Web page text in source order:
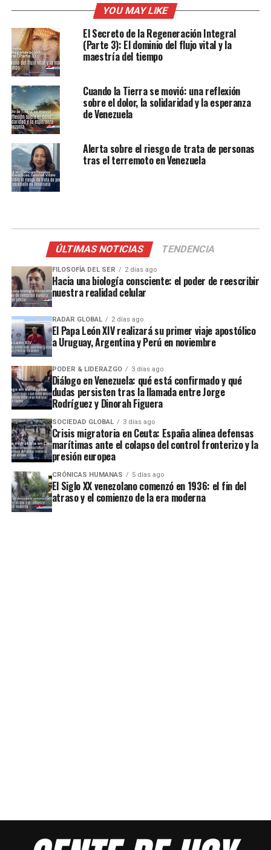
YOU MAY LIKE
El Secreto de la Regeneración Integral
(Parte 3): El dominio del flujo vital y la
maestría del tiempo
Cuando la Tierra se movió: una reflexión
sobre el dolor, la solidaridad y la esperanza
de Venezuela
Alerta sobre el riesgo de trata de personas
tras el terremoto en Venezuela
ÚLTIMAS NOTICIAS TENDENCIA
FILOSOFÍA DEL SER 2 días ago
Hacia una biología consciente: el poder de reescribir
nuestra realidad celular
RADAR GLOBAL 2 días ago
El Papa León XIV realizará su primer viaje apostólico
a Uruguay, Argentina y Perú en noviembre
PODER & LIDERAZGO 3 días ago
Diálogo en Venezuela: qué está confirmado y qué
dudas persisten tras la llamada entre Jorge
Rodríguez y Dinorah Figuera
SOCIEDAD GLOBAL 3 días ago
Crisis migratoria en Ceuta: España alinea defensas
marítimas ante el colapso del control fronterizo y la
presión europea
CRÓNICAS HUMANAS 5 días ago
El Siglo XX venezolano comenzó en 1936: el fin del
atraso y el comienzo de la era moderna